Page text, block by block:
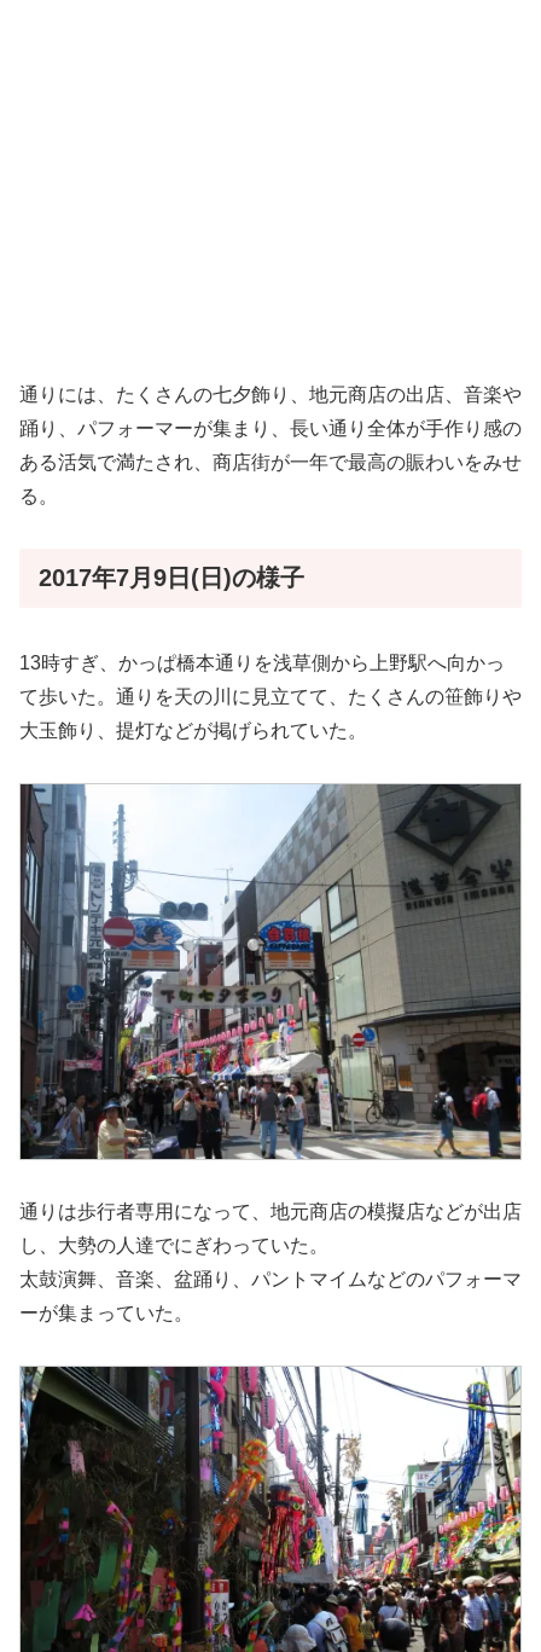
通りには、たくさんの七夕飾り、地元商店の出店、音楽や
踊り、パフォーマーが集まり、長い通り全体が手作り感の
ある活気で満たされ、商店街が一年で最高の賑わいをみせ
る。
2017年7月9日(日)の様子
13時すぎ、かっぱ橋本通りを浅草側から上野駅へ向かっ
て歩いた。通りを天の川に見立てて、たくさんの笹飾りや
大玉飾り、提灯などが掲げられていた。
通りは歩行者専用になって、地元商店の模擬店などが出店
し、大勢の人達でにぎわっていた。
太鼓演舞、音楽、盆踊り、パントマイムなどのパフォーマ
ーが集まっていた。